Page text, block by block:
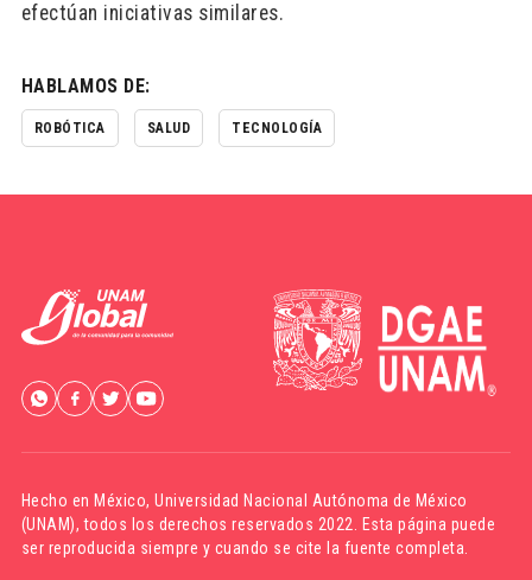
efectúan iniciativas similares.
HABLAMOS DE:
ROBÓTICA SALUD TECNOLOGÍA
Hecho en México,Universidad Nacional Autónoma de México
(UNAM), todos los derechos reservados 2022. Esta página puede
ser reproducida siempre y cuando se cite la fuente completa.